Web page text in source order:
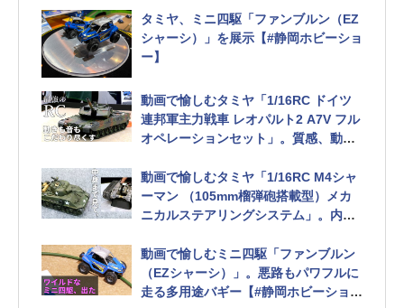
タミヤ、ミニ四駆「ファンブルン（EZ
シャーシ）」を展示【#静岡ホビーショ
ー】
動画で愉しむタミヤ「1/16RC ドイツ
連邦軍主力戦車 レオパルト2 A7V フル
オペレーションセット」。質感、動
動画で愉しむタミヤ「1/16RC M4シャ
ーマン （105mm榴弾砲搭載型）メカ
ニカルステアリングシステム」。内部
ーショー】
動画で愉しむミニ四駆「ファンブルン
（EZシャーシ）」。悪路もパワフルに
走る多用途バギー【#静岡ホビーショ